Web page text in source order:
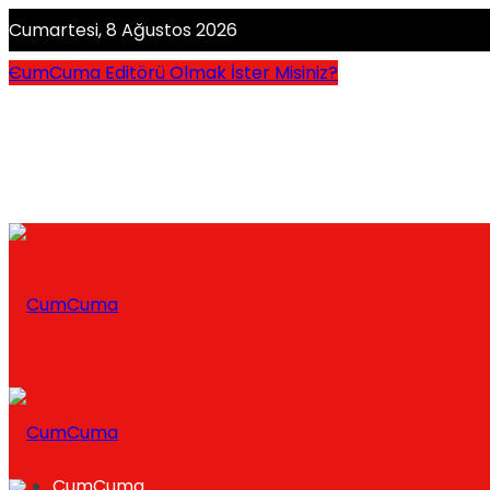
Cumartesi, 8 Ağustos 2026
CumCuma Editörü Olmak İster Misiniz?